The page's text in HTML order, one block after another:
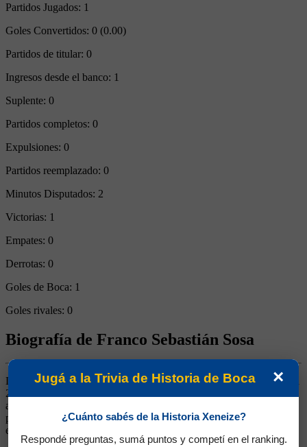
Partidos Jugados: 1
Goles Convertidos: 0 (0.00)
Partidos de titular: 0
Ingresos desde el banco: 1
Suplente: 0
Partidos completos: 0
Expulsiones: 0
Partidos reemplazado: 0
Minutos Disputados: 2
Victorias: 1
Empates: 0
Derrotas: 0
Goles de Boca: 1
Goles rivales: 0
Biografía de Franco Sebastián Sosa
Lateral Derecho. Ganó dos títulos (Apertura 2011 y Copa Argentina
2012). Jugó en Gimnasia de Jujuy, Racing y Lorient de Francia
arribando a Boca a mediados del 2011. Sufrió varias lesiones y no
pudo mostrar nunca un nivel aceptable, terminando su vínculo con
el club a mediados del 2013
×
Jugá a la Trivia de Historia de Boca
¿Cuánto sabés de la Historia Xeneize?
Respondé preguntas, sumá puntos y competí en el ranking.